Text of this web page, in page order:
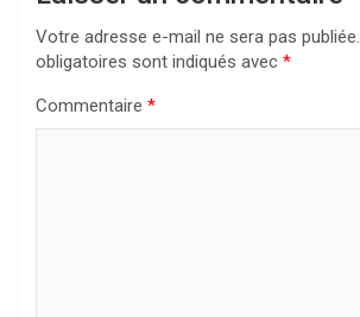
Votre adresse e-mail ne sera pas publiée.
obligatoires sont indiqués avec *
Commentaire *